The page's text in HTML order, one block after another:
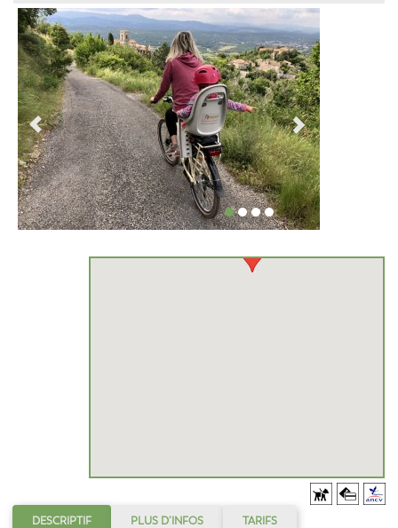
DESCRIPTIF PLUS D’INFOS TARIFS